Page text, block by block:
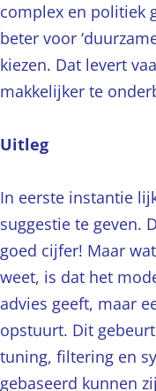
complex en politiek
beter voor
kiezen. Dat levert
makkelijker te
Uitleg
In eerste instantie
suggestie te geven.
goed cijfer! Maar
weet, is dat het
advies geeft, maar
opstuurt. Dit
tuning, filtering en
gebaseerd kunnen